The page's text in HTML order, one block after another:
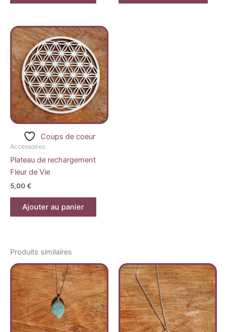
Coups de coeur
Accessoires
Plateau de rechargement
Fleur de Vie
5,00€
Ajouter au panier
Produits similaires
Plage
de
prix :
25,00 €
à
27,90 €
Ce
produit
a
plusieurs
variations.
Les
Plage
de
prix :
15,00 €
à
17,90 €
Ce
a
Les